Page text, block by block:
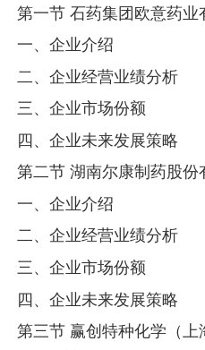
第一节 石药集团欧意药业
一、企业介绍
二、企业经营业绩分析
三、企业市场份额
四、企业未来发展策略
第二节 湖南尔康制药股份
一、企业介绍
二、企业经营业绩分析
三、企业市场份额
四、企业未来发展策略
第三节 赢创特种化学（上